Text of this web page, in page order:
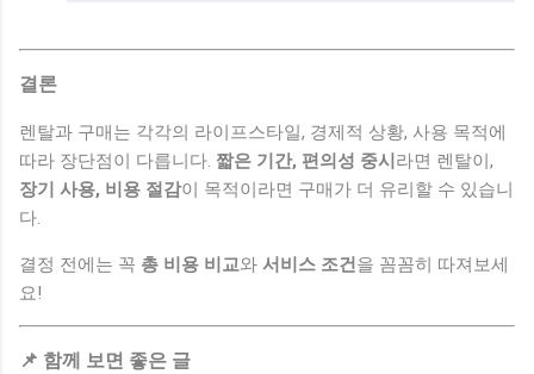
결론
렌탈과 구매는 각각의 라이프스타일, 경제적 상황, 사용 목적에
따라 장단점이 다릅니다. 짧은 기간, 편의성 중시 라면 렌탈이,
장기 사용, 비용 절감이 목적이라면 구매가 더 유리할 수 있습니
다.
결정 전에는 꼭 총 비용 비교와 서비스 조건을 꼼꼼히 따져보세
요!
📌 함께 보면 좋은 글